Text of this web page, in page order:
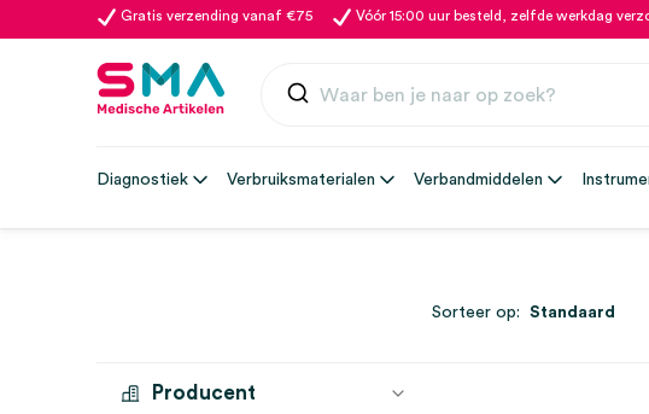
Gratis verzending vanaf €75 Vóór 15:00 uur besteld, zelfde werkdag
Diagnostiek Verbruiksmaterialen Verbandmiddelen
Producent
Sorteer op: